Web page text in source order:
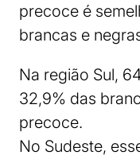
precoce é
brancas e
Na região Sul,
32,9% das
precoce.
No Sudeste,